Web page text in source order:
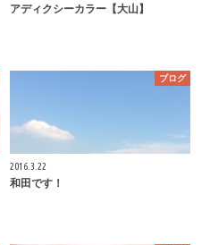
アディクシーカラー【大山】
ブログ
2016.3.22
和田です！